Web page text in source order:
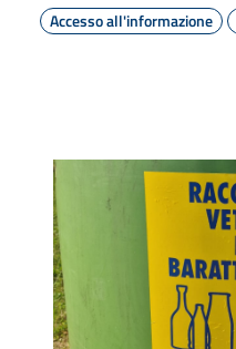
Accesso all'informazione